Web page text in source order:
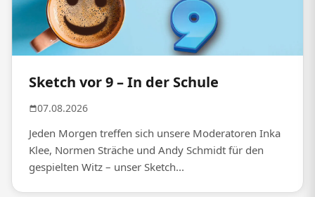
Sketch vor 9 – In der Schule
07.08.2026
Jeden Morgen treffen sich unsere Moderatoren Inka
Klee, Normen Sträche und Andy Schmidt für den
gespielten Witz – unser Sketch...